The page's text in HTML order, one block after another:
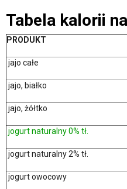
Tabela kalorii
PRODUKT
jajo całe
jajo, białko
jajo, żółtko
jogurt naturalny 0% tł.
jogurt naturalny 2% tł.
jogurt owocowy